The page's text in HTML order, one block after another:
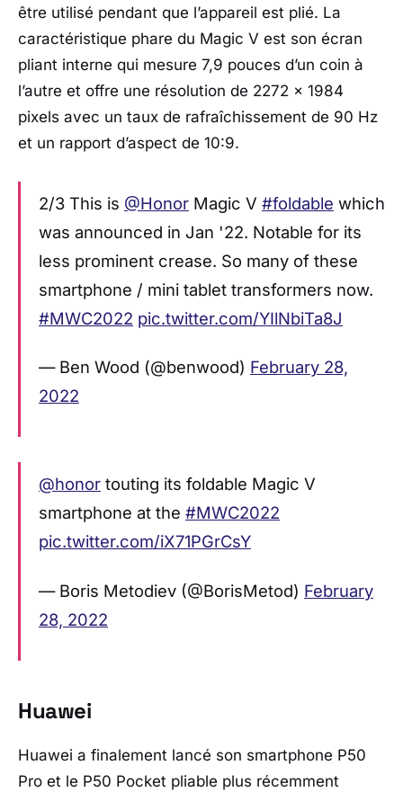
être utilisé pendant que l’appareil est plié. La
caractéristique phare du Magic V est son écran
pliant interne qui mesure 7,9 pouces d’un coin à
l’autre et offre une résolution de 2272 x 1984
pixels avec un taux de rafraîchissement de 90 Hz
et un rapport d’aspect de 10:9.
2/3 This is @Honor Magic V #foldable which
was announced in Jan '22. Notable for its
less prominent crease. So many of these
smartphone / mini tablet transformers now.
#MWC2022 pic.twitter.com/YIlNbiTa8J
— Ben Wood (@benwood) February 28,
2022
@honor touting its foldable Magic V
smartphone at the #MWC2022
pic.twitter.com/iX71PGrCsY
— Boris Metodiev (@BorisMetod) February
28, 2022
Huawei
Huawei a finalement lancé son smartphone P50
Pro et le P50 Pocket pliable plus récemment